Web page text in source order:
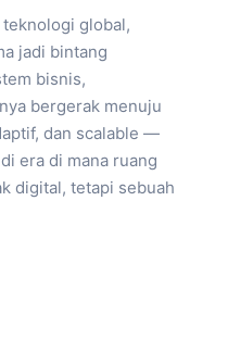
global,
jadi bintang
bisnis,
bergerak menuju
dan scalable —
era di mana ruang
digital, tetapi sebuah